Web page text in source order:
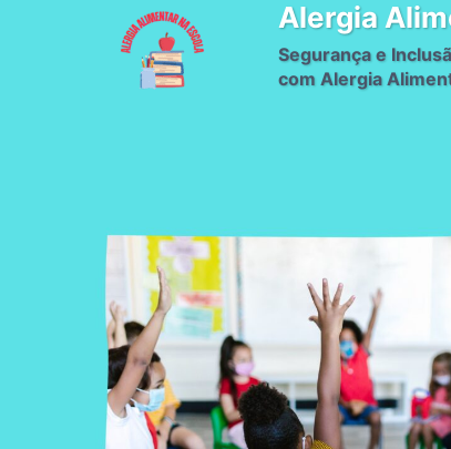
Alergia
Segurança e
com Alergia